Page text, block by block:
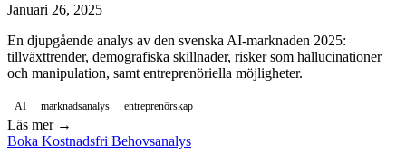
Januari 26, 2025
En djupgående analys av den svenska AI-marknaden 2025:
tillväxttrender, demografiska skillnader, risker som hallucinationer
och manipulation, samt entreprenöriella möjligheter.
AI marknadsanalys entreprenörskap
Läs mer →
Boka Kostnadsfri Behovsanalys